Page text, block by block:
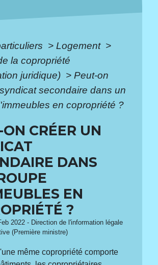
> Logement >
la copropriété
juridique) > Peut-on
secondaire dans un
en copropriété ?
CRÉER UN
DANS
EN
?
2022 - Direction de l'information légale
(Première ministre)
même copropriété comporte